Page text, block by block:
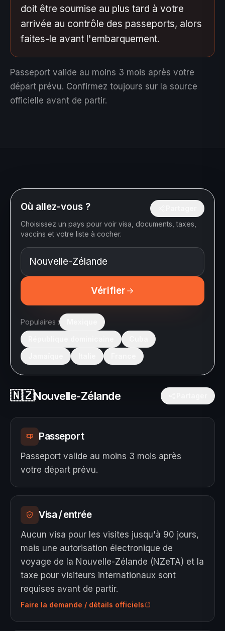
doit être soumise au plus tard à votre
arrivée au contrôle des passeports, alors
faites-le avant l'embarquement.
Passeport valide au moins 3 mois après votre
départ prévu. Confirmez toujours sur la source
officielle avant de partir.
Où allez-vous ?
Choisissez un pays pour voir visa, documents, taxes,
vaccins et votre liste à cocher.
Vérifier
Populaires :
🇳🇿Nouvelle-Zélande
Passeport
Passeport valide au moins 3 mois après
votre départ prévu.
Visa / entrée
Aucun visa pour les visites jusqu'à 90 jours,
mais une autorisation électronique de
voyage de la Nouvelle-Zélande (NZeTA) et la
taxe pour visiteurs internationaux sont
requises avant de partir.
Faire la demande / détails officiels